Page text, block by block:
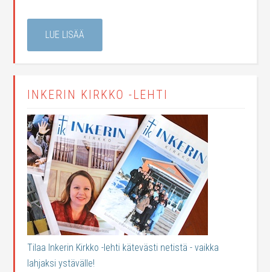
LUE LISÄÄ
INKERIN KIRKKO -LEHTI
Tilaa Inkerin Kirkko -lehti kätevästi netistä - vaikka
lahjaksi ystävälle!